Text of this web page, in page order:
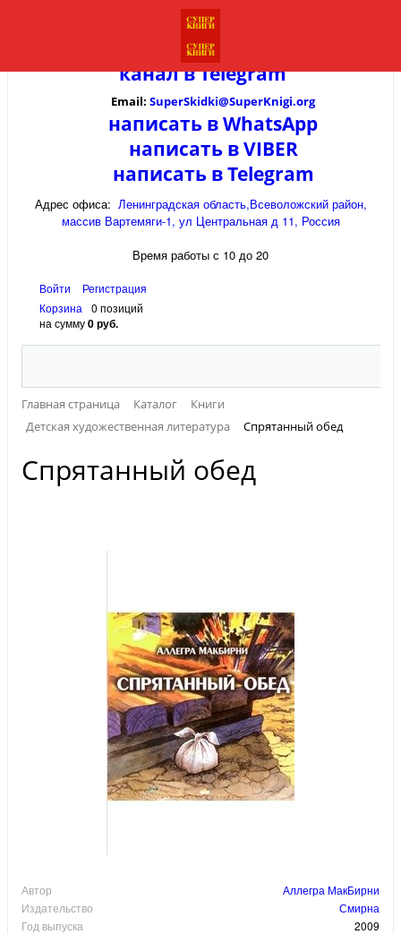
канал вTelegram
Email: SuperSkidki@SuperKnigi.org
написать в WhatsApp
написать в VIBER
написать в Telegram
Адрес офиса: Ленинградская область,Всеволожский район,
массив Вартемяги-1, ул Центральная д 11, Россия
Время работы с 10 до 20
Войти
Регистрация
Корзина
0 позиций
на сумму0 руб.
Главная страница Каталог
Книги
Детская художественная литература
Спрятанный обед
Спрятанный обед
Автор
Аллегра МакБирни
Издательство
Смирна
Год выпуска
2009